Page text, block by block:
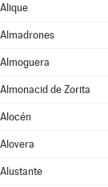
Alique
Almadrones
Almoguera
Almonacid de Zorita
Alocén
Alovera
Alustante